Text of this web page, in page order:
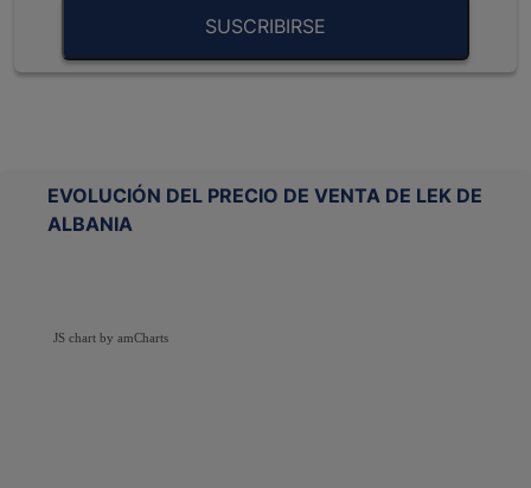
SUSCRIBIRSE
EVOLUCIÓN DEL PRECIO DE VENTA DE LEK DE
ALBANIA
JS chart by amCharts